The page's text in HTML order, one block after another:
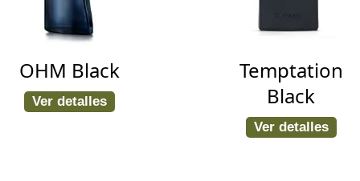
OHM Black
Ver detalles
Temptation
Black
Ver detalles